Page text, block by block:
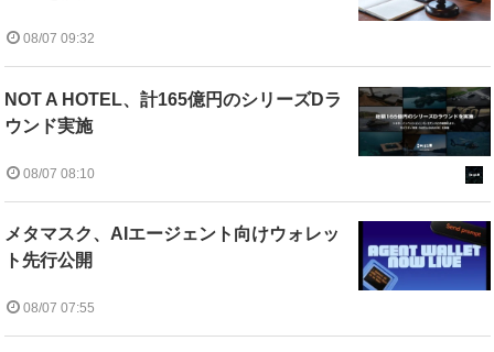
08/07 09:32
NOT A HOTEL、計165億円のシリーズDラ
ウンド実施
08/07 08:10
メタマスク、AIエージェント向けウォレッ
ト先行公開
08/07 07:55